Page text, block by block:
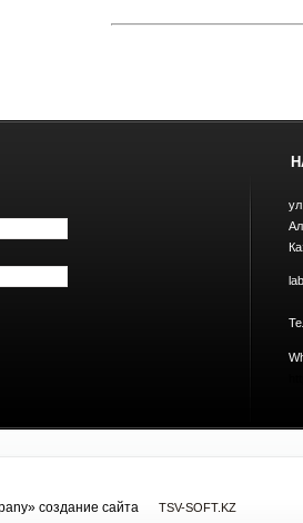
cоздание сайта TSV-SOFT.KZ